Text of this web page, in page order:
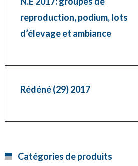
reproduction, podium, lots
d’élevage et ambiance
Rédéné (29) 2017
Catégories de produits